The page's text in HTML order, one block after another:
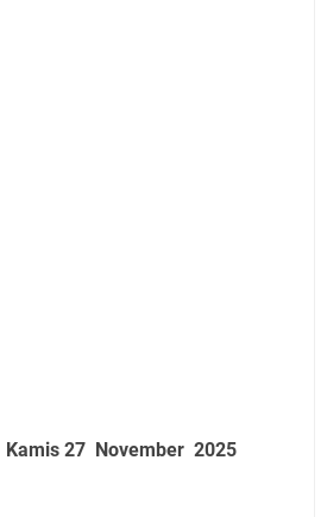
27 November 2025